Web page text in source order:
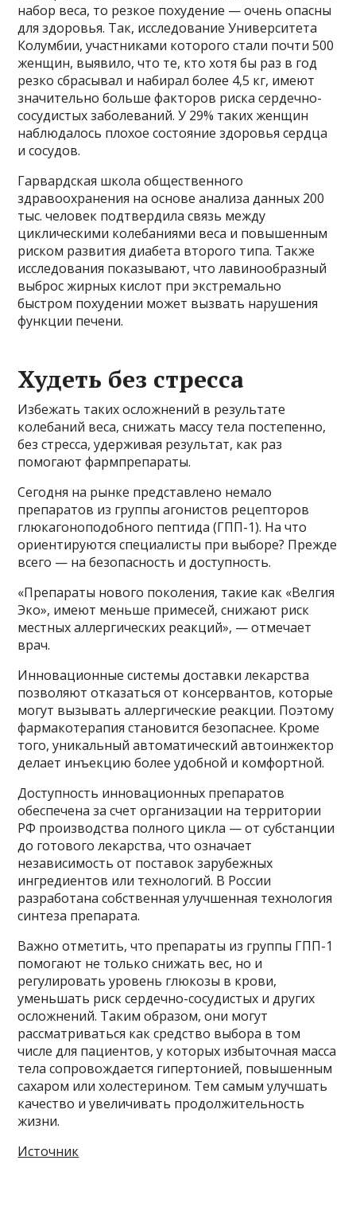
набор веса, то резкое похудение — очень опасны
для здоровья. Так, исследование Университета
Колумбии, участниками которого стали почти 500
женщин, выявило, что те, кто хотя бы раз в год
резко сбрасывал и набирал более 4,5 кг, имеют
значительно больше факторов риска сердечно-
сосудистых заболеваний. У 29% таких женщин
наблюдалось плохое состояние здоровья сердца
и сосудов.
Гарвардская школа общественного
здравоохранения на основе анализа данных 200
тыс. человек подтвердила связь между
циклическими колебаниями веса и повышенным
риском развития диабета второго типа. Также
исследования показывают, что лавинообразный
выброс жирных кислот при экстремально
быстром похудении может вызвать нарушения
функции печени.
Худеть без стресса
Избежать таких осложнений в результате
колебаний веса, снижать массу тела постепенно,
без стресса, удерживая результат, как раз
помогают фармпрепараты.
Сегодня на рынке представлено немало
препаратов из группы агонистов рецепторов
глюкагоноподобного пептида (ГПП-1). На что
ориентируются специалисты при выборе? Прежде
всего — на безопасность и доступность.
«Препараты нового поколения, такие как «Велгия
Эко», имеют меньше примесей, снижают риск
местных аллергических реакций», — отмечает
врач.
Инновационные системы доставки лекарства
позволяют отказаться от консервантов, которые
могут вызывать аллергические реакции. Поэтому
фармакотерапия становится безопаснее. Кроме
того, уникальный автоматический автоинжектор
делает инъекцию более удобной и комфортной.
Доступность инновационных препаратов
обеспечена за счет организации на территории
РФ производства полного цикла — от субстанции
до готового лекарства, что означает
независимость от поставок зарубежных
ингредиентов или технологий. В России
разработана собственная улучшенная технология
синтеза препарата.
Важно отметить, что препараты из группы ГПП-1
помогают не только снижать вес, но и
регулировать уровень глюкозы в крови,
уменьшать риск сердечно-сосудистых и других
осложнений. Таким образом, они могут
рассматриваться как средство выбора в том
числе для пациентов, у которых избыточная масса
тела сопровождается гипертонией, повышенным
сахаром или холестерином. Тем самым улучшать
качество и увеличивать продолжительность
жизни.
Источник